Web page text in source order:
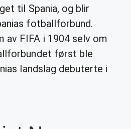
til Spania, og blir
fotballforbund.
av FIFA i 1904 selv om
først ble
landslag debuterte i